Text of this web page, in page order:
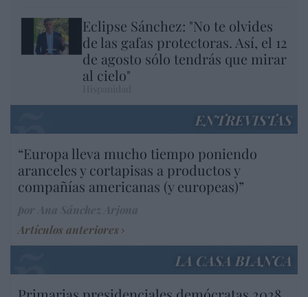
Eclipse Sánchez: "No te olvides
de las gafas protectoras. Así, el 12
de agosto sólo tendrás que mirar
al cielo"
ENTREVISTAS
“Europa lleva mucho tiempo poniendo
aranceles y cortapisas a productos y
compañías americanas (y europeas)”
Artículos anteriores
LA CASA BLANCA